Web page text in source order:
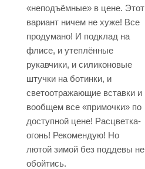
«неподъёмные» в цене. Этот
вариант ничем не хуже! Все
продумано! И подклад на
флисе, и утеплённые
рукавчики, и силиконовые
штучки на ботинки, и
светоотражающие вставки и
вообщем все «примочки» по
доступной цене! Расцветка-
огонь! Рекомендую! Но
лютой зимой без поддевы не
обойтись.